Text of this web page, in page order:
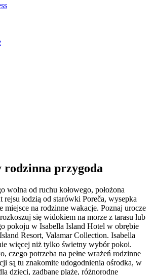
rodzinna przygoda
wolna od ruchu kołowego, położona
łodzią od starówki Poreča, wysepka
miejsce na rodzinne wakacje. Poznaj urocze
się widokiem na morze z tarasu lub
pokoju w Isabella Island Hotel w obrębie
Resort, Valamar Collection. Isabella
więcej niż tylko świetny wybór pokoi.
czego potrzeba na pełne wrażeń rodzinne
są tu znakomite udogodnienia ośrodka, w
dzieci, zadbane plaże, różnorodne